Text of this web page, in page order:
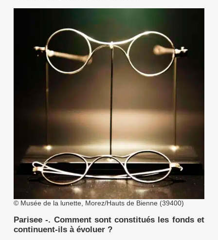
© Musée de la lunette, Morez/Hauts de Bienne (39400)
Parisee -. Comment sont constitués les fonds et
continuent-ils à évoluer ?